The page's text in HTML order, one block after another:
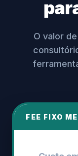
O valor
FEE FIXO